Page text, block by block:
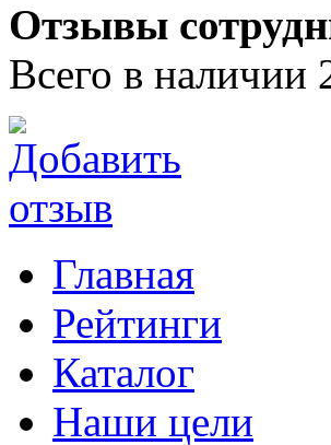
Отзывы
Всего в наличии
Главная
Рейтинги
Каталог
Наши цели